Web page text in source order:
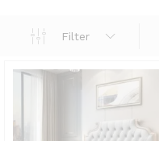
Filter